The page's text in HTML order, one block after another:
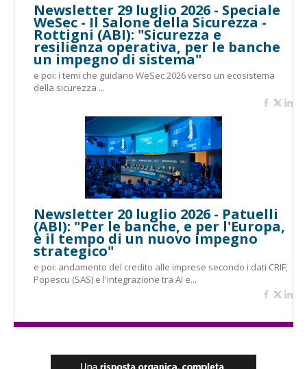
Newsletter 29 luglio 2026 - Speciale
WeSec - Il Salone della Sicurezza -
Rottigni (ABI): "Sicurezza e
resilienza operativa, per le banche
un impegno di sistema"
e poi: i temi che guidano WeSec 2026 verso un ecosistema
della sicurezza ...
Newsletter 20 luglio 2026 - Patuelli
(ABI): "Per le banche, e per l'Europa,
è il tempo di un nuovo impegno
strategico"
e poi: andamento del credito alle imprese secondo i dati CRIF;
Popescu (SAS) e l'integrazione tra AI e...